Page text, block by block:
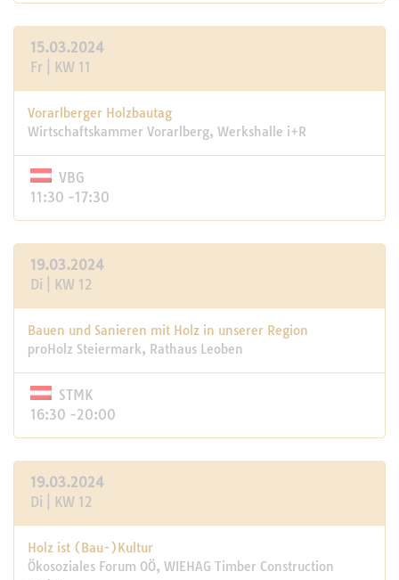
15.03.2024
Fr | KW 11
Vorarlberger Holzbautag
Wirtschaftskammer Vorarlberg, Werkshalle i+R
VBG
11:30 -17:30
19.03.2024
Di | KW 12
Bauen und Sanieren mit Holz in unserer Region
proHolz Steiermark, Rathaus Leoben
STMK
16:30 -20:00
19.03.2024
Di | KW 12
Holz ist (Bau-)Kultur
Ökosoziales Forum OÖ, WIEHAG Timber Construction